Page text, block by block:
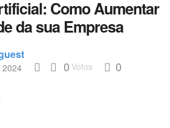
Como Aumentar
da sua Empresa
2024 0 Votos 0